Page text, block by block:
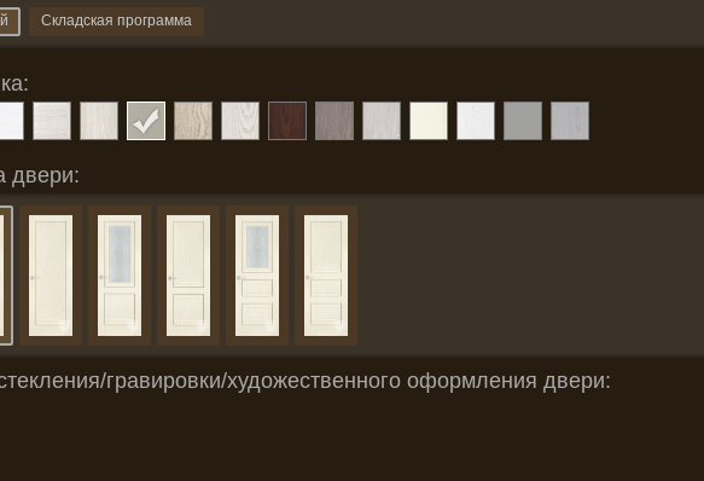
Складская программа
двери:
гравировки/художественного оформления двери: